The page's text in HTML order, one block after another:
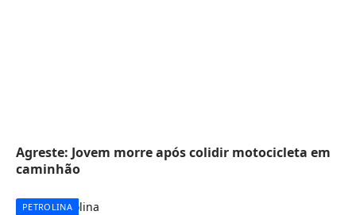
Agreste: Jovem morre após colidir motocicleta em
caminhão
PETROLINA